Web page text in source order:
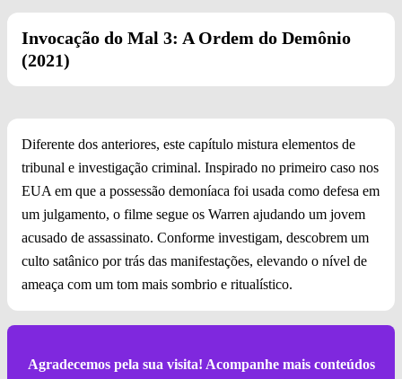
Invocação do Mal 3: A Ordem do Demônio
(2021)
Diferente dos anteriores, este capítulo mistura elementos de
tribunal e investigação criminal. Inspirado no primeiro caso nos
EUA em que a possessão demoníaca foi usada como defesa em
um julgamento, o filme segue os Warren ajudando um jovem
acusado de assassinato. Conforme investigam, descobrem um
culto satânico por trás das manifestações, elevando o nível de
ameaça com um tom mais sombrio e ritualístico.
Agradecemos pela sua visita! Acompanhe mais conteúdos